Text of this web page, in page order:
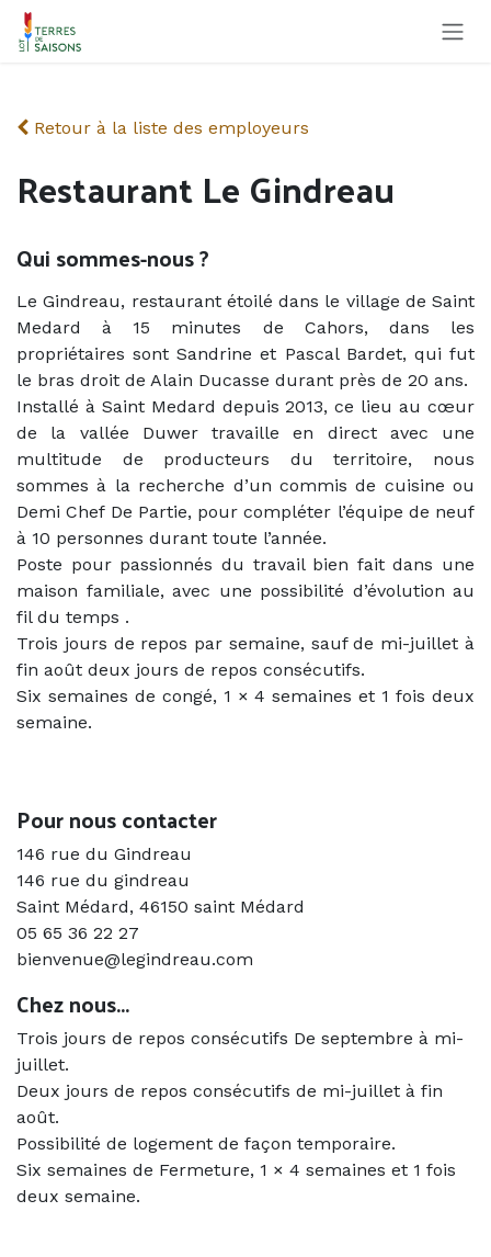
Se rendre au contenu
Retour à la liste des employeurs
Restaurant Le Gindreau
Qui sommes-nous ?
Le Gindreau, restaurant étoilé dans le village de Saint
Medard à 15 minutes de Cahors, dans les
propriétaires sont Sandrine et Pascal Bardet, qui fut
le bras droit de Alain Ducasse durant près de 20 ans.
Installé à Saint Medard depuis 2013, ce lieu au cœur
de la vallée Duwer travaille en direct avec une
multitude de producteurs du territoire, nous
sommes à la recherche d’un commis de cuisine ou
Demi Chef De Partie, pour compléter l’équipe de neuf
à 10 personnes durant toute l’année.
Poste pour passionnés du travail bien fait dans une
maison familiale, avec une possibilité d’évolution au
fil du temps .
Trois jours de repos par semaine, sauf de mi-juillet à
fin août deux jours de repos consécutifs.
Six semaines de congé, 1 × 4 semaines et 1 fois deux
semaine.
Pour nous contacter
146 rue du Gindreau
146 rue du gindreau
Saint Médard, 46150 saint Médard
05 65 36 22 27
bienvenue@legindreau.com
Chez nous...
Trois jours de repos consécutifs De septembre à mi-
juillet.
Deux jours de repos consécutifs de mi-juillet à fin
août.
Possibilité de logement de façon temporaire.
Six semaines de Fermeture, 1 × 4 semaines et 1 fois
deux semaine.